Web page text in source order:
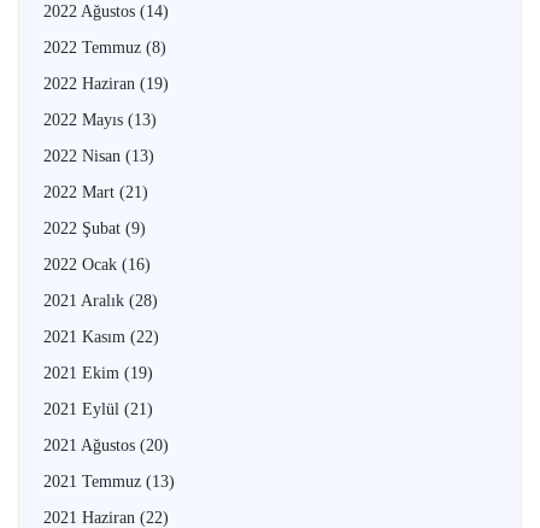
2022 Ağustos (14)
2022 Temmuz (8)
2022 Haziran (19)
2022 Mayıs (13)
2022 Nisan (13)
2022 Mart (21)
2022 Şubat (9)
2022 Ocak (16)
2021 Aralık (28)
2021 Kasım (22)
2021 Ekim (19)
2021 Eylül (21)
2021 Ağustos (20)
2021 Temmuz (13)
2021 Haziran (22)